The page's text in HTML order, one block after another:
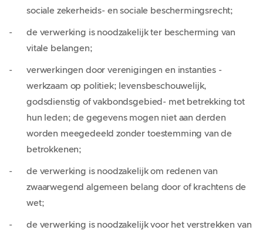
sociale zekerheids- en sociale beschermingsrecht;
de verwerking is noodzakelijk ter bescherming van
vitale belangen;
verwerkingen door verenigingen en instanties -
werkzaam op politiek; levensbeschouwelijk,
godsdienstig of vakbondsgebied- met betrekking tot
hun leden; de gegevens mogen niet aan derden
worden meegedeeld zonder toestemming van de
betrokkenen;
de verwerking is noodzakelijk om redenen van
zwaarwegend algemeen belang door of krachtens de
wet;
de verwerking is noodzakelijk voor het verstrekken van